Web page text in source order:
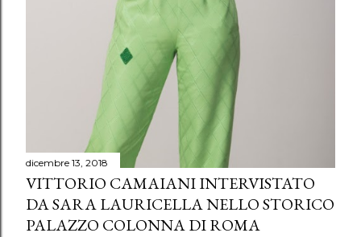
dicembre 13, 2018
VITTORIO CAMAIANI INTERVISTATO
DA SARA LAURICELLA NELLO STORICO
PALAZZO COLONNA DI ROMA